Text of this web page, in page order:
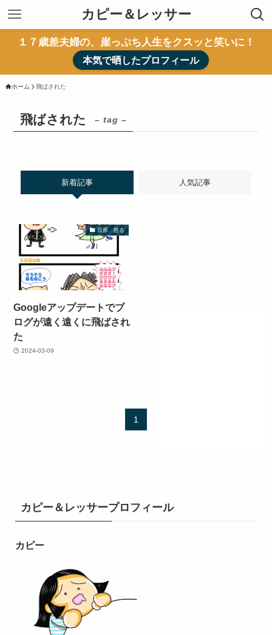
カピー＆レッサー
１７歳差夫婦の、崖っぷち人生をクスッと笑いに！
本気で晒したプロフィール
ホーム 飛ばされた
飛ばされた – tag –
新着記事 人気記事
旦那 怒る
Googleアップデートでブ
ログが遠く遠くに飛ばされ
た
2024-03-09
1
カピー＆レッサープロフィール
カピー